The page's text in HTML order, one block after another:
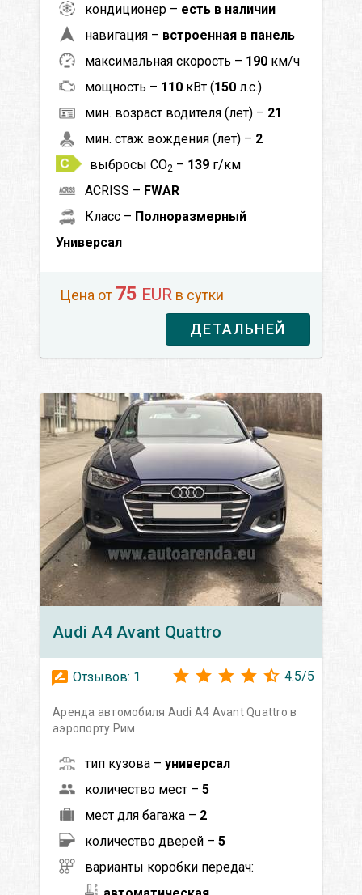
кондиционер – есть в наличии
навигация – встроенная в панель
максимальная скорость – 190 км/ч
мощность – 110 кВт (150 л.с.)
мин. возраст водителя (лет) – 21
мин. стаж вождения (лет) – 2
выбросы CO2 – 139 г/км
ACRISS – FWAR
Класс – Полноразмерный
Универсал
Цена от 75 EUR в сутки
ДЕТАЛЬНЕЙ
Audi A4 Avant Quattro
Отзывов: 1 4.5/5
Аренда автомобиля Audi A4 Avant Quattro в
аэропорту Рим
тип кузова – универсал
количество мест – 5
мест для багажа – 2
количество дверей – 5
варианты коробки передач: